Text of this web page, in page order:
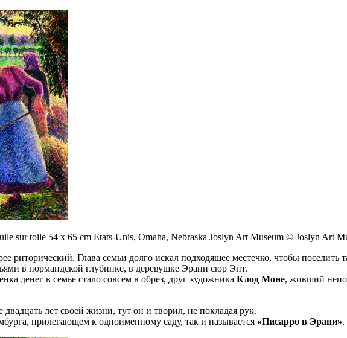
sur toile 54 x 65 cm Etats-Unis, Omaha, Nebraska Joslyn Art Museum © Joslyn Art
риторический. Глава семьи долго искал подходящее местечко, чтобы
в нормандской глубинке, в деревушке Эрани сюр Эпт.
денег в семье стало совсем в обрез, друг художника Клод Моне, живший
лет своей жизни, тут он и творил, не покладая рук.
прилегающем к одноименному саду, так и называется «Писарро в Эрани».